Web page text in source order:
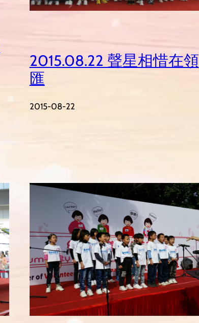
2015.08.22 聲星相惜在領
匯
2015-08-22